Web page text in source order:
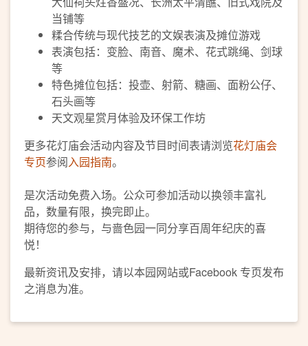
当铺等
糅合传统与现代技艺的文娱表演及摊位游戏
表演包括：变脸、南音、魔术、花式跳绳、剑球
等
特色摊位包括：投壶、射箭、糖画、面粉公仔、
石头画等
天文观星赏月体验及环保工作坊
更多花灯庙会活动内容及节目时间表请浏览花灯庙会
专页参阅入园指南。
是次活动免费入场。公众可参加活动以换领丰富礼
品，数量有限，换完即止。
期待您的参与，与啬色园一同分享百周年纪庆的喜
悦！
最新资讯及安排，请以本园网站或Facebook 专页发布
之消息为准。